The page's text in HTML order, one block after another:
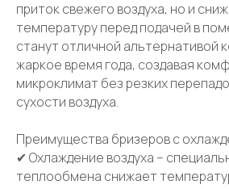
приток свежего воздуха, но и
температуру перед подачей в
станут отличной альтернативой
жаркое время года, создавая
микроклимат без резких
сухости воздуха.
Преимущества бризеров с
✔ Охлаждение воздуха –
теплообмена снижает
Отправить